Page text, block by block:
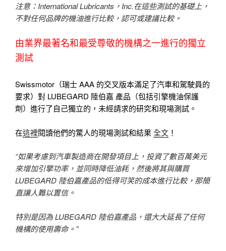
注意：International Lubricants，Inc.在這些測試的基礎上，
不對任何品牌的機油進行比較，認可或建議比較。
由業界最著名和最受尊敬的機構之一進行的獨立
測試
Swissmotor（瑞士 AAA 的交叉版本滿足了汽車和駕駛員的
要求）對 LUBEGARD 陸伯嘉 產品（包括引擎機油保護
劑）進行了自己獨立的，未經請求的研究和現場測試。
在這裡閱讀他們的驚人的現場測試和結果 全文 ！
“如果考慮到汽車製造商在開發項目上，投資了數百萬美元
來增加引擎功率，並同時降低油耗，然後將其與購買
LUBEGARD 陸伯嘉產品的低得可笑的成本進行比較，那簡
直讓人難以置信。
特別是因為 LUBEGARD 陸伯嘉產品，還大大延長了任何
機構的使用壽命。”